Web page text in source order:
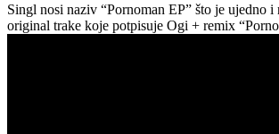
Singl nosi naziv “Pornoman EP” što je ujedno
original trake koje potpisuje Ogi + remix